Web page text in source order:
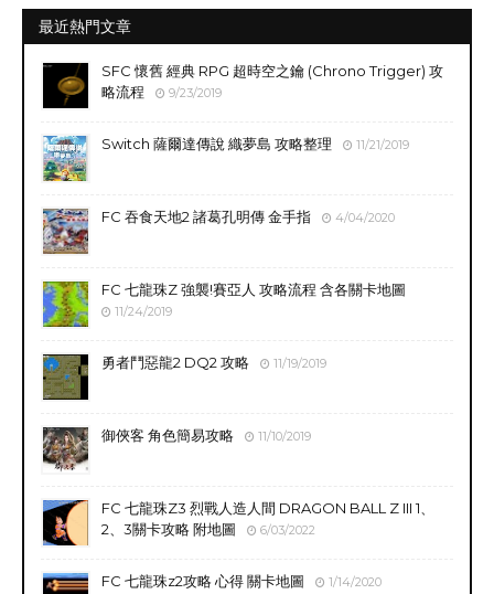
最近熱門文章
SFC 懷舊 經典 RPG 超時空之鑰 (Chrono Trigger) 攻
略流程
9/23/2019
Switch 薩爾達傳說 織夢島 攻略整理 11/21/2019
FC 吞食天地2 諸葛孔明傳 金手指 4/04/2020
FC 七龍珠Z 強襲!賽亞人 攻略流程 含各關卡地圖
11/24/2019
勇者鬥惡龍2 DQ2 攻略 11/19/2019
御俠客 角色簡易攻略 11/10/2019
FC 七龍珠Z3 烈戰人造人間 DRAGON BALL Z III 1、
2、3關卡攻略 附地圖
6/03/2022
FC 七龍珠z2攻略 心得 關卡地圖 1/14/2020